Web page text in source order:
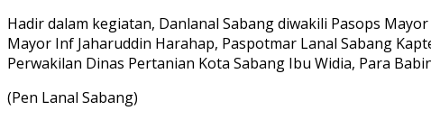
Hadir dalam kegiatan, Danlanal Sabang diwakili Pasops
Mayor Inf Jaharuddin Harahap, Paspotmar Lanal Sabang
Perwakilan Dinas Pertanian Kota Sabang Ibu Widia, Para
(Pen Lanal Sabang)